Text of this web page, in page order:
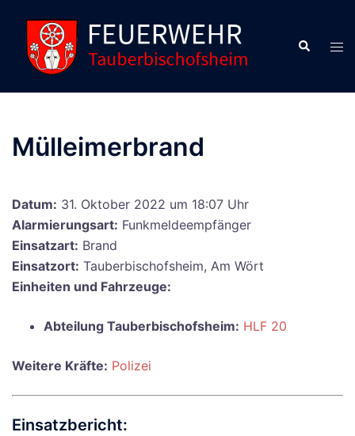
Inhalt
springen
Suche
Mülleimerbrand
Datum: 31. Oktober 2022 um 18:07 Uhr
Alarmierungsart: Funkmeldeempfänger
Einsatzart: Brand
Einsatzort: Tauberbischofsheim, Am Wört
Einheiten und Fahrzeuge:
Abteilung Tauberbischofsheim: HLF 20
Weitere Kräfte: Polizei
Einsatzbericht: